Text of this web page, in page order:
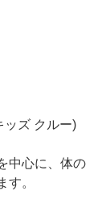
ッズ クルー)
中心に、体の
す。